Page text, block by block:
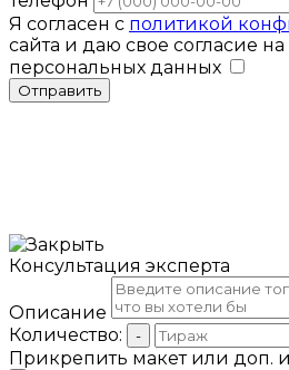
Я согласен с политикой
сайта и даю свое согласие на
персональных данных
Отправить
Консультация эксперта
Описание
Количество:
-
Прикрепить макет или доп.